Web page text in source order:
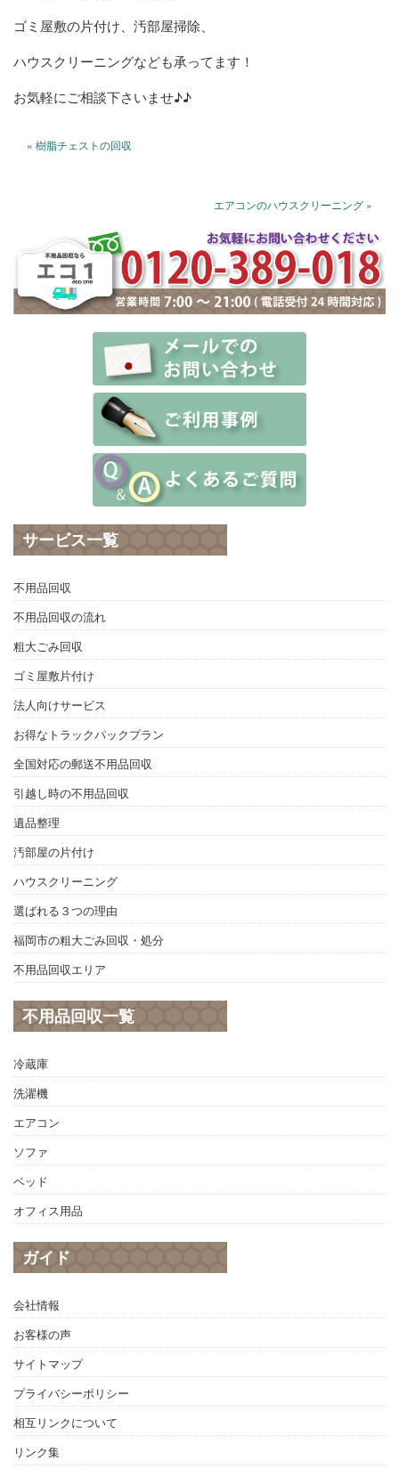
ゴミ屋敷の片付け、汚部屋掃除、
ハウスクリーニングなども承ってます！
お気軽にご相談下さいませ♪♪
« 樹脂チェストの回収
エアコンのハウスクリーニング »
サービス一覧
不用品回収
不用品回収の流れ
粗大ごみ回収
ゴミ屋敷片付け
法人向けサービス
お得なトラックパックプラン
全国対応の郵送不用品回収
引越し時の不用品回収
遺品整理
汚部屋の片付け
ハウスクリーニング
選ばれる３つの理由
福岡市の粗大ごみ回収・処分
不用品回収エリア
不用品回収一覧
冷蔵庫
洗濯機
エアコン
ソファ
ベッド
オフィス用品
ガイド
会社情報
お客様の声
サイトマップ
プライバシーポリシー
相互リンクについて
リンク集